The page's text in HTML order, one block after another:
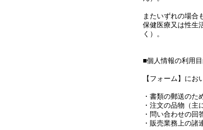
またいずれの場合
保健医療又は性生
く）。
■個人情報の利用
【フォーム】に
・書類の郵送のた
・注文の品物（主
・問い合わせの回
・販売業務上の諸